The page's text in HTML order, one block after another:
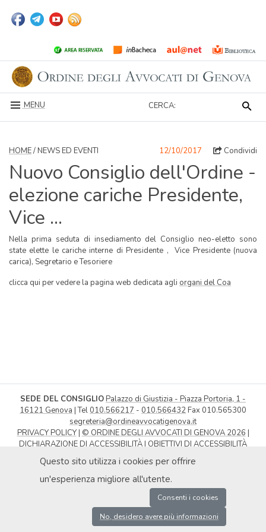
Questo sito utilizza i cookies per offrire
un'esperienza migliore all'utente.
Consenti i cookies
No, desidero avere più informazioni
MENU CERCA:
HOME/ NEWS ED EVENTI 12/10/2017 Condividi
Nuovo Consiglio dell'Ordine -
elezione cariche Presidente,
Vice ...
Nella prima seduta di insediamento del Consiglio neo-eletto sono
state elette le cariche interne di Presidente , Vice Presidente (nuova
carica), Segretario e Tesoriere
clicca qui per vedere la pagina web dedicata agli organi del Coa
SEDE DEL CONSIGLIOPalazzo di Giustizia - Piazza Portoria, 1 -
16121 Genova | Tel 010.566217 - 010.566432Fax 010.565300
segreteria@ordineavvocatigenova.it
PRIVACY POLICY| © ORDINE DEGLI AVVOCATI DI GENOVA 2026 |
DICHIARAZIONE DI ACCESSIBILITÀ| OBIETTIVI DI ACCESSIBILITÀ
P.IVA 02080000991 / C.F. 80030990107 | COD. UNIVOCO: UFXAIK |
ENTE SOGGETTO A SPLIT PAYMENT